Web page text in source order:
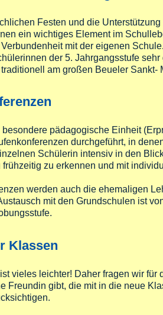
Festen und die
ein wichtiges Element im
mit der eigenen
der 5. Jahrgangsstufe
am großen Beueler Sankt-
pädagogische Einheit
durchgeführt, in
Schülerin intensiv in den
zu erkennen und mit
werden auch die ehemaligen
mit den Grundschulen ist
Klassen
vieles leichter! Daher fragen wir für
Freundin gibt, die mit in die neue